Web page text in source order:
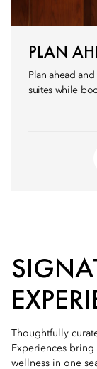
PLAN
Plan ahead
suites while
Thoughtfully
Experiences
wellness in one